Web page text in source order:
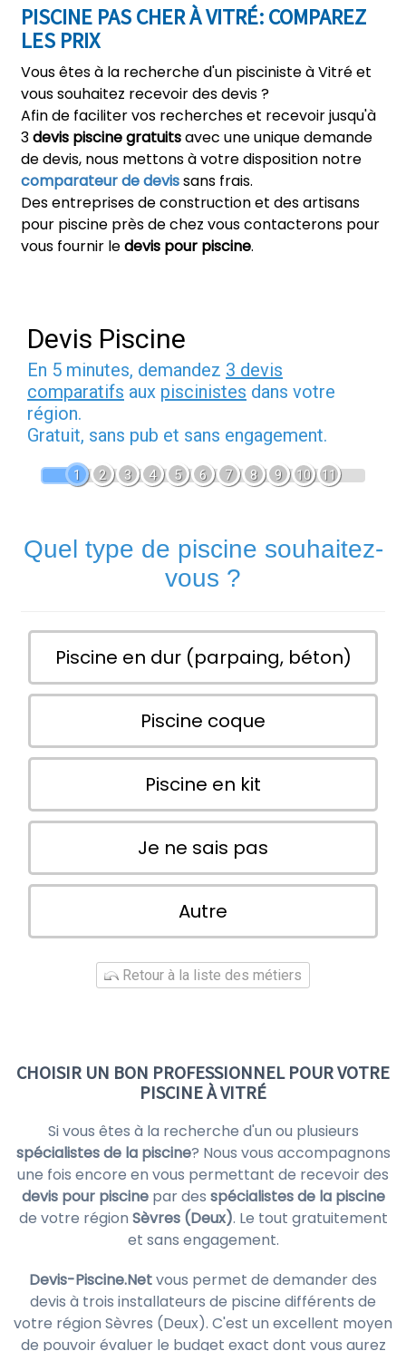
PISCINE PAS CHER À VITRÉ: COMPAREZ
LES PRIX
Vous êtes à la recherche d'un pisciniste à Vitré et
vous souhaitez recevoir des devis ?
Afin de faciliter vos recherches et recevoir jusqu'à
3devis piscine gratuitsavec une unique demande
de devis, nous mettons à votre disposition notre
comparateur de devissans frais.
Des entreprises de construction et des artisans
pour piscine près de chez vous contacterons pour
vous fournir ledevis pour piscine.
Devis Piscine
En 5 minutes, demandez 3 devis
comparatifs aux piscinistes dans votre
région.
Gratuit, sans pub et sans engagement.
1 2 3 4 5 6 7 8 9 10 11
Quel type de piscine souhaitez-
vous ?
Piscine en dur (parpaing, béton)
Piscine coque
Piscine en kit
Je ne sais pas
Autre
Retour à la liste des métiers
CHOISIR UN BON PROFESSIONNEL POUR VOTRE
PISCINE À VITRÉ
Si vous êtes à la recherche d'un ou plusieurs
spécialistes de la piscine? Nous vous accompagnons
une fois encore en vous permettant de recevoir des
devis pour piscinepar des spécialistes de la piscine
de votre région Sèvres (Deux). Le tout gratuitement
et sans engagement.
Devis-Piscine.Netvous permet de demander des
devis à trois installateurs de piscine différents de
votre région Sèvres (Deux). C'est un excellent moyen
de pouvoir évaluer le budget exact dont vous aurez